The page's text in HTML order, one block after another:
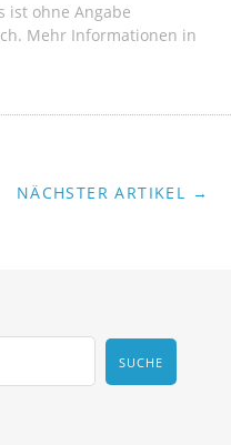
ist ohne Angabe
Mehr Informationen in
NÄCHSTER ARTIKEL →